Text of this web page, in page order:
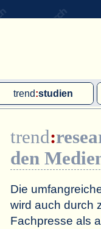
trend:studien
Single-Client-Studien
Internationale Markt Reports
trend:
den
Die
wird auch durch
Fachpresse als